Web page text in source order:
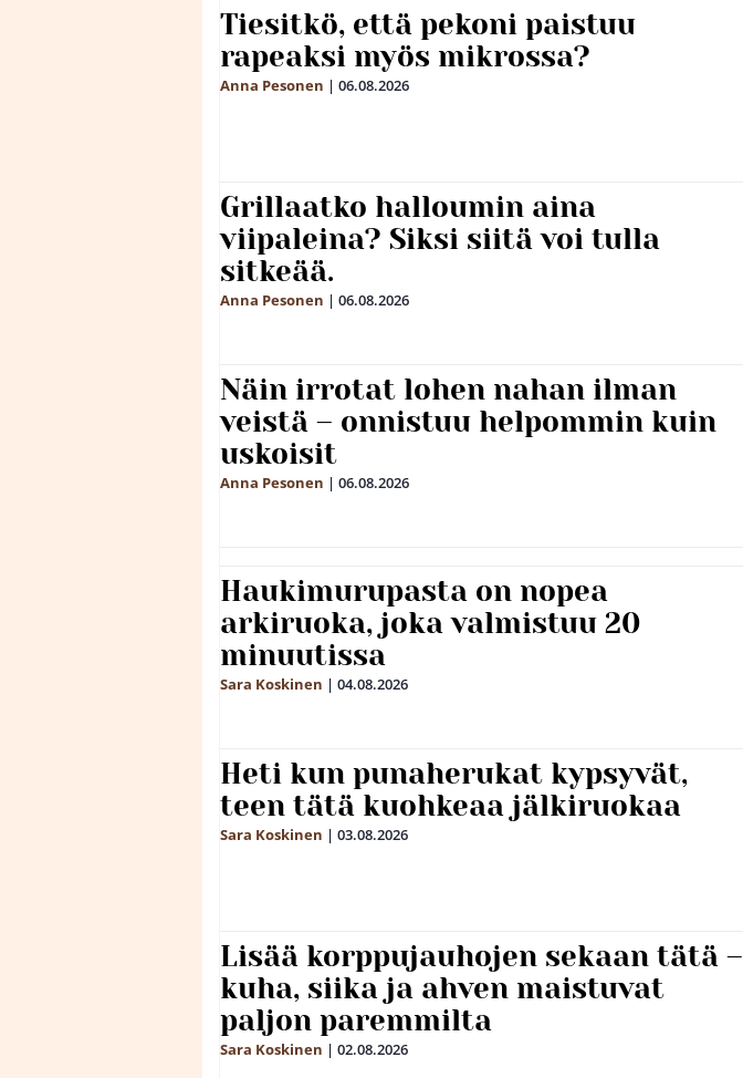
Tiesitkö, että pekoni paistuu
rapeaksi myös mikrossa?
Anna Pesonen | 06.08.2026
Grillaatko halloumin aina
viipaleina? Siksi siitä voi tulla
sitkeää.
Anna Pesonen | 06.08.2026
Näin irrotat lohen nahan ilman
veistä – onnistuu helpommin kuin
uskoisit
Anna Pesonen | 06.08.2026
Haukimurupasta on nopea
arkiruoka, joka valmistuu 20
minuutissa
Sara Koskinen | 04.08.2026
Heti kun punaherukat kypsyvät,
teen tätä kuohkeaa jälkiruokaa
Sara Koskinen | 03.08.2026
Lisää korppujauhojen sekaan tätä –
kuha, siika ja ahven maistuvat
paljon paremmilta
Sara Koskinen | 02.08.2026